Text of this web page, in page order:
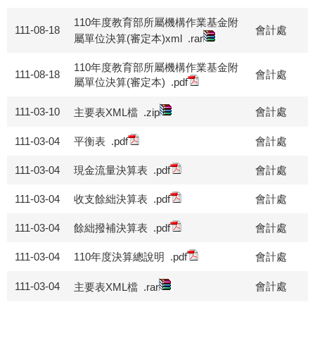
111-08-18
110年度教育部所屬機構作業基金附
屬單位決算(審定本)xml .rar
會計處
111-08-18
110年度教育部所屬機構作業基金附
屬單位決算(審定本) .pdf
會計處
111-03-10 主要表XML檔 .zip 會計處
111-03-04 平衡表 .pdf 會計處
111-03-04 現金流量決算表 .pdf 會計處
111-03-04 收支餘絀決算表 .pdf 會計處
111-03-04 餘絀撥補決算表 .pdf 會計處
111-03-04 110年度決算總說明 .pdf 會計處
111-03-04 主要表XML檔 .rar 會計處